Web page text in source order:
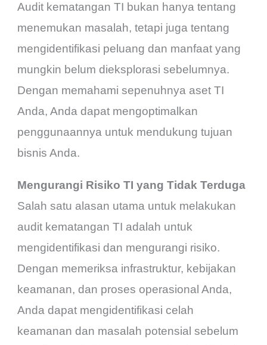
Audit kematangan TI bukan hanya tentang
menemukan masalah, tetapi juga tentang
mengidentifikasi peluang dan manfaat yang
mungkin belum dieksplorasi sebelumnya.
Dengan memahami sepenuhnya aset TI
Anda, Anda dapat mengoptimalkan
penggunaannya untuk mendukung tujuan
bisnis Anda.
Mengurangi Risiko TI yang Tidak Terduga
Salah satu alasan utama untuk melakukan
audit kematangan TI adalah untuk
mengidentifikasi dan mengurangi risiko.
Dengan memeriksa infrastruktur, kebijakan
keamanan, dan proses operasional Anda,
Anda dapat mengidentifikasi celah
keamanan dan masalah potensial sebelum